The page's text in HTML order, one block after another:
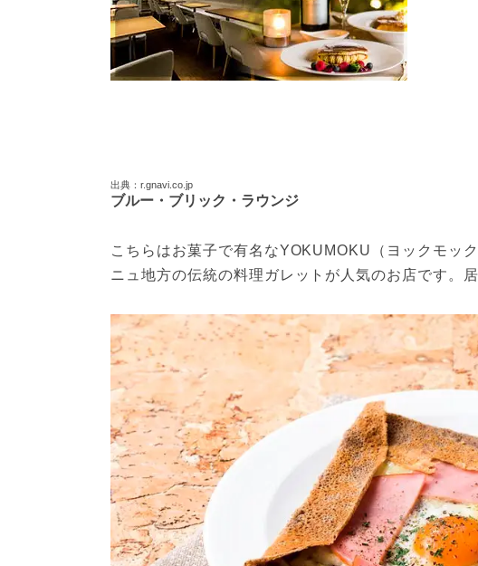
出典：r.gnavi.co.jp
ブルー・ブリック・ラウンジ
こちらはお菓子で有名なYOKUMOKU（ヨックモッ
ニュ地方の伝統の料理ガレットが人気のお店です。